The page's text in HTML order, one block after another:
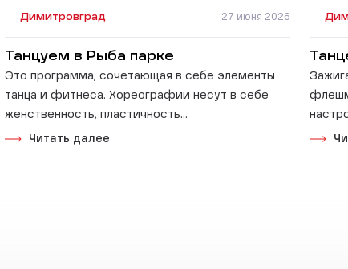
Димитровград 27 июня 2026
Танцуем в Рыба парке
Это программа, сочетающая в себе элементы
танца и фитнеса. Хореографии несут в себе
женственность, пластичность...
Читать далее